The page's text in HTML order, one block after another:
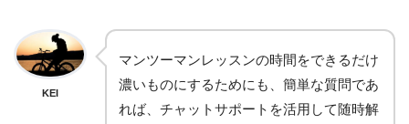
KEI
マンツーマンレッスンの時間をできるだけ
濃いものにするためにも、簡単な質問であ
れば、チャットサポートを活用して随時解